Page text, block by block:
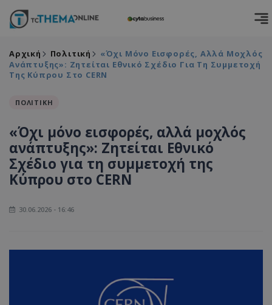
Αρχική Πολιτική
«Όχι Μόνο Εισφορές, Αλλά Μοχλός
Ανάπτυξης»: Ζητείται Εθνικό Σχέδιο Για Τη Συμμετοχή
Της Κύπρου Στο CERN
ΠΟΛΙΤΙΚΗ
«Όχι μόνο εισφορές, αλλά μοχλός
ανάπτυξης»: Ζητείται Εθνικό
Σχέδιο για τη συμμετοχή της
Κύπρου στο CERN
30.06.2026 - 16:46